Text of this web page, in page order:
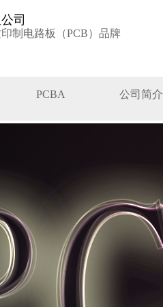
司
制电路板（PCB）品牌
PCBA 公司简介